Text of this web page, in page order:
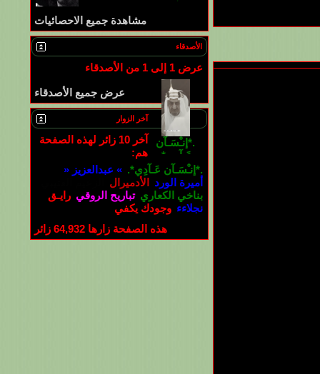
مشاهدة جميع الاحصائيات
الأصدقاء
عرض 1 إلى 1 من الأصدقاء
.*إنـْسَـآن
عَـآدِي*.
عرض جميع الأصدقاء
آخر الزوار
آخر 10 زائر لهذه الصفحة
هم:
.*إنـْسَـآن عَـآدِي*. » عبدالعزيز «
أميرة الورد
الأدميرال
بناخي الكعاري تباريح الروقي رايـق
نجلاءء وجودك يكفي
هذه الصفحة زارها 64,932 زائر